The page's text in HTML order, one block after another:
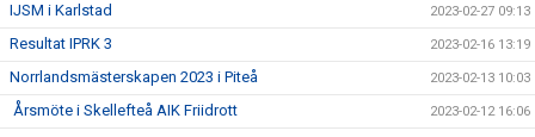
IJSM i Karlstad 2023-02-27 09:13
Resultat IPRK 3 2023-02-16 13:19
Norrlandsmästerskapen 2023 i Piteå 2023-02-13 10:03
Årsmöte i Skellefteå AIK Friidrott 2023-02-12 16:06